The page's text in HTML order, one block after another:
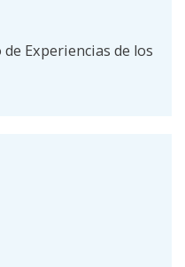
Experiencias de los